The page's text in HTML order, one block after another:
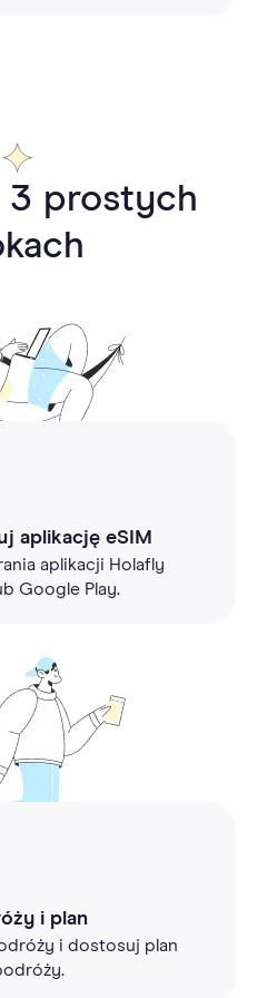
3 prostych
aplikację eSIM
aplikacji Holafly
Google Play.
i plan
i dostosuj plan